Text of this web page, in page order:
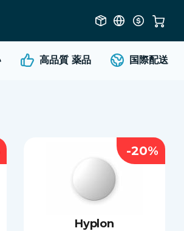
高品質薬品 国際配送
Hyplon
-20%